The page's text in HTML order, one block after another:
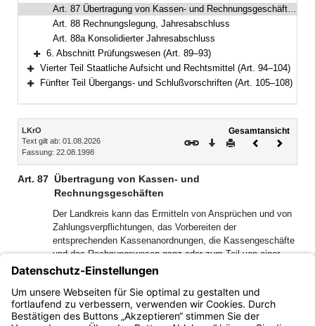
Art. 87 Übertragung von Kassen- und Rechnungsgeschäften
Art. 88 Rechnungslegung, Jahresabschluss
Art. 88a Konsolidierter Jahresabschluss
Bereich erweitern
6. Abschnitt Prüfungswesen (Art. 89–93)
Bereich erweitern
Vierter Teil Staatliche Aufsicht und Rechtsmittel (Art. 94–104)
Fünfter Teil Übergangs- und Schlußvorschriften (Art. 105–108)
Inhalt
LKrO
Text gilt ab: 01.08.2026
Fassung: 22.08.1998
Gesamtansicht
Download
DruckenVorheriges
Art. 87 Übertragung von Kassen- und
Rechnungsgeschäften
Der Landkreis kann das Ermitteln von Ansprüchen und von
Zahlungsverpflichtungen, das Vorbereiten der
entsprechenden Kassenanordnungen, die Kassengeschäfte
und das Rechnungswesen ganz oder zum Teil von einer
Stelle außerhalb der Landkreisverwaltung besorgen lassen,
wenn die ordnungsgemäße und sichere Erledigung und die
Prüfung nach den für den Landkreis geltenden Vorschriften
gewährleistet sind.